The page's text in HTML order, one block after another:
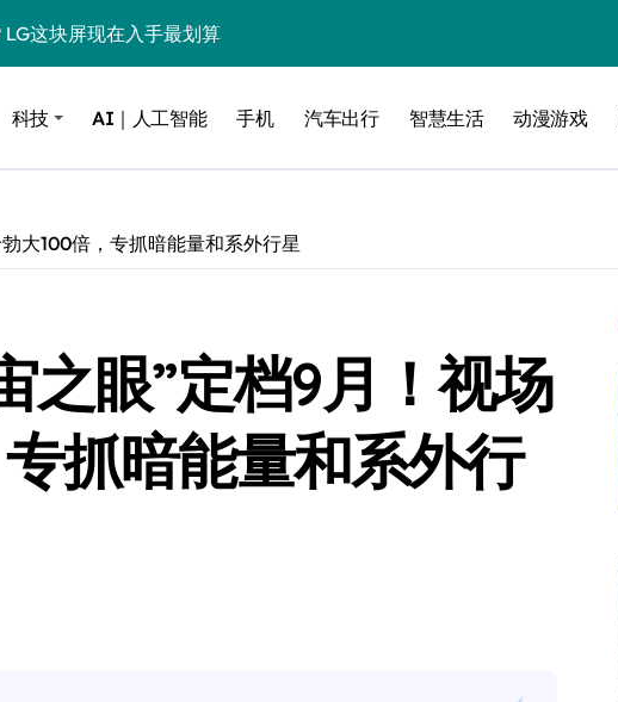
这块屏现在入手最划算
真香？实测告诉你
重低音，把影院塞进电视柜
别“电池杀手”
“借尸还魂”，是妙棋还是昏招？
比之王？
“擦边”续命了？
！三大利好连夜引爆
科技 AI｜人工智能 手机 汽车出行 智慧生活 动漫游戏
大100倍，专抓暗能量和系外行星
之眼”定档9月！视场
抓暗能量和系外行